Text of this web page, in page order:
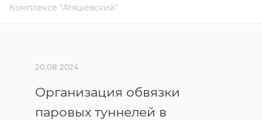
Комплексе “Атяшевский”
20.08.2024
Организация обвязки
паровых туннелей в